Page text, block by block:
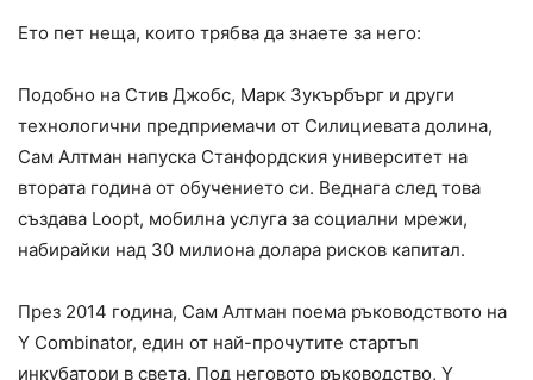
Ето пет неща, които трябва да знаете за него:
Подобно на Стив Джобс, Марк Зукърбърг и други
технологични предприемачи от Силициевата долина,
Сам Алтман напуска Станфордския университет на
втората година от обучението си. Веднага след това
създава Loopt, мобилна услуга за социални мрежи,
набирайки над 30 милиона долара рисков капитал.
През 2014 година, Сам Алтман поема ръководството на
Y Combinator, един от най-прочутите стартъп
инкубатори в света. Под неговото ръководство, Y